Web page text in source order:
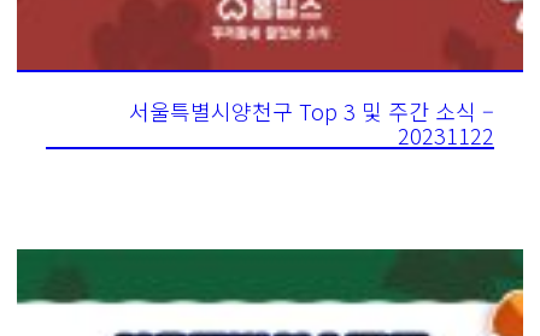
서울특별시양천구 Top 3 및 주간 소식 –
20231122